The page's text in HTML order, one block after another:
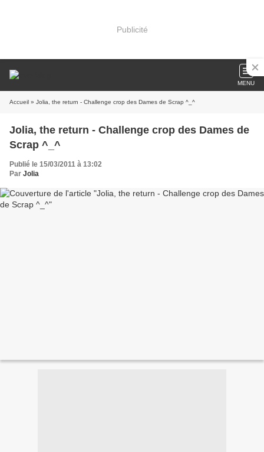
Publicité
MENU
Accueil » Jolia, the return - Challenge crop des Dames de Scrap ^_^
Jolia, the return - Challenge crop des Dames de
Scrap ^_^
Publié le 15/03/2011 à 13:02
Par Jolia